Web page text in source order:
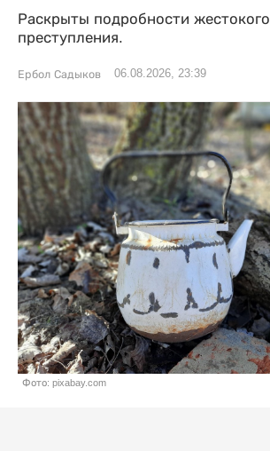
Раскрыты подробности жестокого
преступления.
Ербол Садыков 06.08.2026, 23:39
Фото: pixabay.com